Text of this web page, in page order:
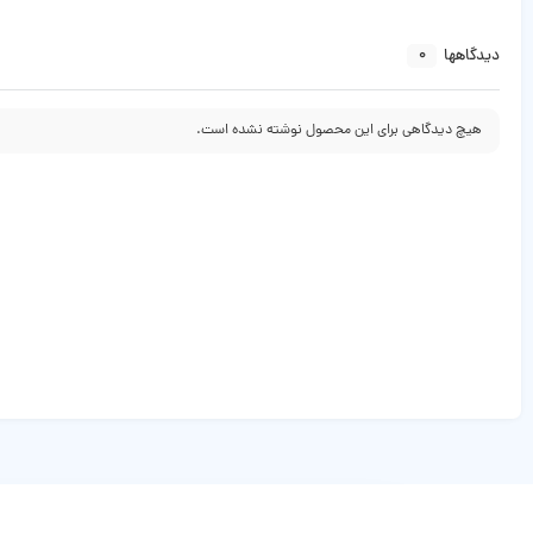
دیدگاهها 0
هیچ دیدگاهی برای این محصول نوشته نشده است.